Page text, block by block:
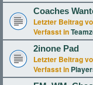
Coaches
Letzter Beitrag
Verfasst in
2inone Pad
Letzter Beitrag
Verfasst in